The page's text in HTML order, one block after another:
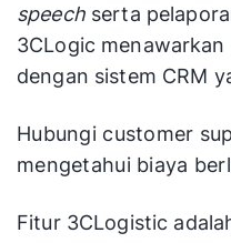
speechserta
3CLogic
dengan sistem CRM
Hubungi customer
mengetahui biaya
Fitur 3CLogistic